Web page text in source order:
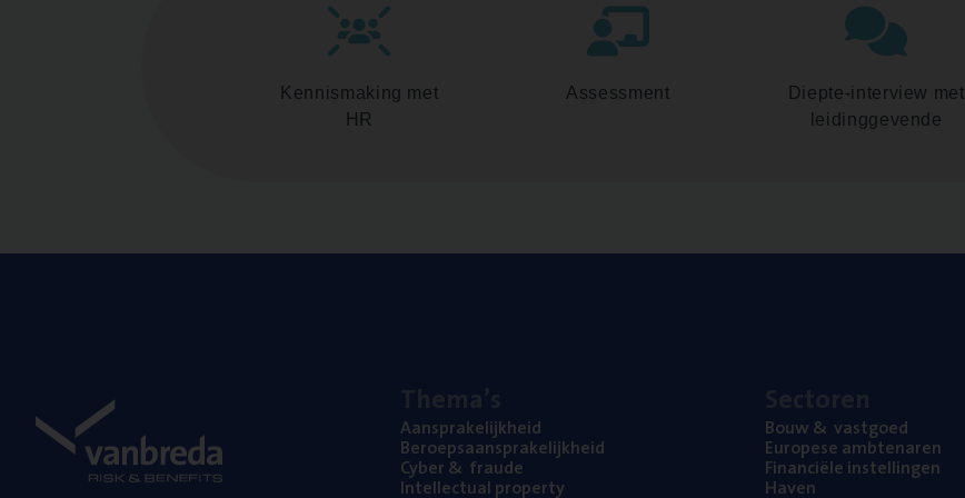
Kennismaking met
HR
Assessment
Diepte-interview met
leidinggevende
Aan­spra­ke­lijk­heid
Beroeps­aan­spra­ke­lijk­heid
Cyber& fraude
Intel­lec­tu­al property
Bouw& vastgoed
Euro­pe­se ambtenaren
Finan­ci­ë­le instellingen
Haven